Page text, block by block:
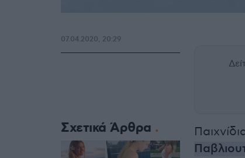
07.04.2020, 20:29
Σχετικά Άρθρα